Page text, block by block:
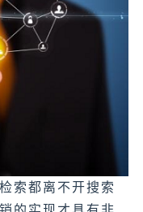
都离不开搜索